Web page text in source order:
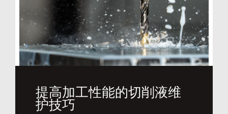
提高加工性能的切削液维
护技巧